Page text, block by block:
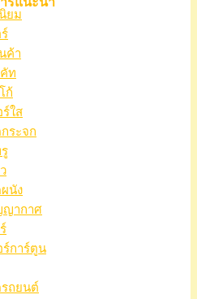
ยม
ค้า
ท
ก้
ใส
ระจก
นัง
ญากาศ
การ์ตูน
ถยนต์